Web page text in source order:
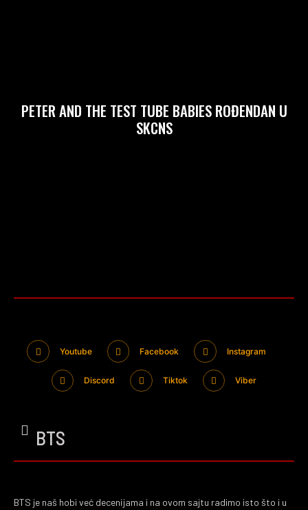
PETER AND THE TEST TUBE BABIES ROĐENDAN U
SKCNS
Youtube Facebook Instagram
Discord Tiktok Viber
BTS
BTS je naš hobi već decenijama i na ovom sajtu radimo isto što i u